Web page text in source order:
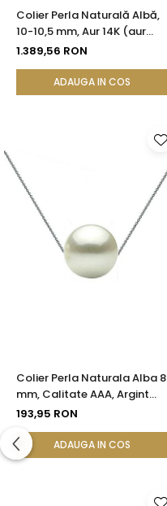
Colier Perla Naturală Albă,
10-10,5 mm, Aur 14K (aur
585) | KASKADDA®
1.389,56 RON
ADAUGA IN COS
Colier Perla Naturala Alba 8
mm, Calitate AAA, Argint
925 | KASKADDA®
193,95 RON
ADAUGA IN COS